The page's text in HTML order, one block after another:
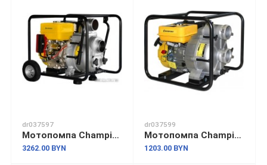
dr037597
Мотопомпа Champion GTP101E
3262.00 BYN
dr037599
Мотопомпа Champion GTP80
1203.00 BYN